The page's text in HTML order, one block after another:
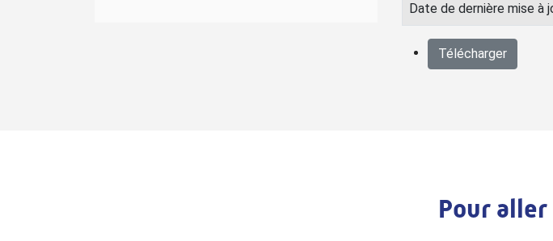
Date de dernière mise à
Télécharger
Pour